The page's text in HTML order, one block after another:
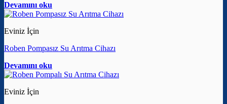
Devamını oku
Eviniz İçin
Roben Pompasız Su Arıtma Cihazı
Devamını oku
Eviniz İçin